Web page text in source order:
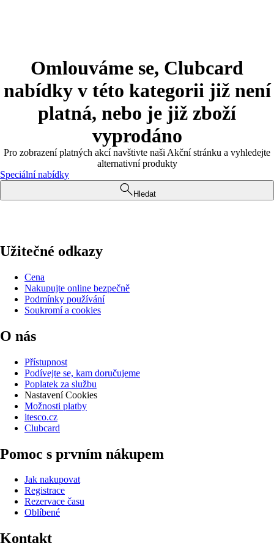
Omlouváme se, Clubcard
nabídky v této kategorii již není
platná, nebo je již zboží
vyprodáno
Pro zobrazení platných akcí navštivte naši Akční stránku a vyhledejte
alternativní produkty
Speciální nabídky
Hledat
Užitečné odkazy
Cena
Nakupujte online bezpečně
Podmínky používání
Soukromí a cookies
O nás
Přístupnost
Podívejte se, kam doručujeme
Poplatek za službu
Nastavení Cookies
Možnosti platby
itesco.cz
Clubcard
Pomoc s prvním nákupem
Jak nakupovat
Registrace
Rezervace času
Oblíbené
Kontakt